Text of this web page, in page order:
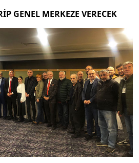
GENEL MERKEZE VERECEK